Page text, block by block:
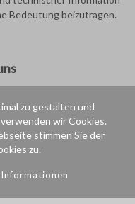
zu gestalten und
wir Cookies.
stimmen Sie der
zu.
Bedeutung beizutragen.